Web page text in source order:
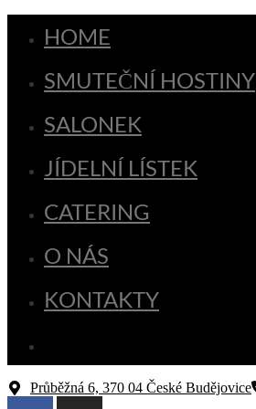
HOME
SMUTEČNÍ HOSTINY
SALONEK
JÍDELNÍ LÍSTEK
CATERING
O NÁS
KONTAKTY
Průběžná 6, 370 04 České Budějovice